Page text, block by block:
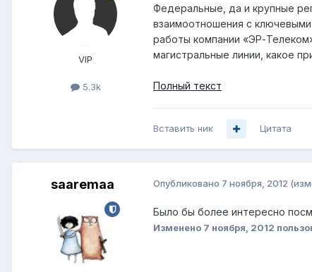
VIP
5.3k
Федеральные, да и крупные
взаимоотношения с
работы компании «ЭР-
магистральные линии, какое
Полный текст
Вставить ник Цитата
saaremaa Опубликовано 7 ноября, 2012
Было бы более интересно
Изменено 7 ноября, 2012